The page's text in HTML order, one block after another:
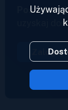
Posiadasz
uzyskaj
Zaloguj